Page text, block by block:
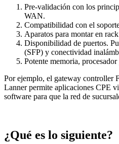
Pre-validación con los
WAN.
Compatibilidad con el
Aparatos para montar en
Disponibilidad de puertos.
(SFP) y conectividad
Potente memoria,
Por ejemplo, el gateway controller
Lanner permite aplicaciones CPE
software para que la red de
¿Qué es lo siguiente?